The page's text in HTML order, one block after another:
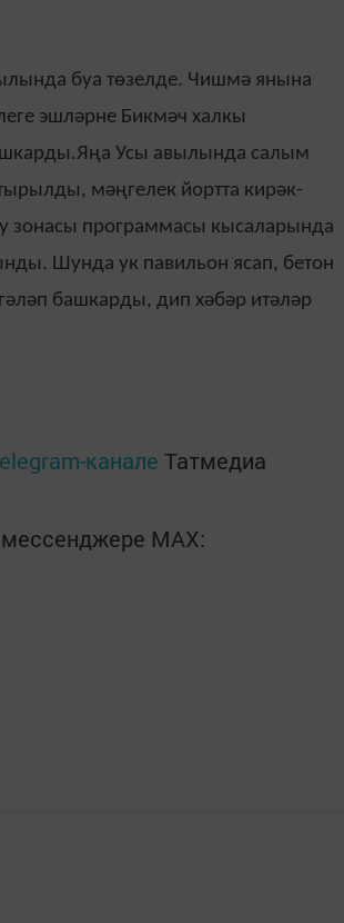
буа төзелде. Чишмә янына
эшләрне Бикмәч халкы
Усы авылында салым
мәңгелек йортта кирәк-
зонасы программасы кысаларында
Шунда ук павильон ясап, бетон
башкарды, дип хәбәр итәләр
канале Татмедиа
мессенджере MАХ: